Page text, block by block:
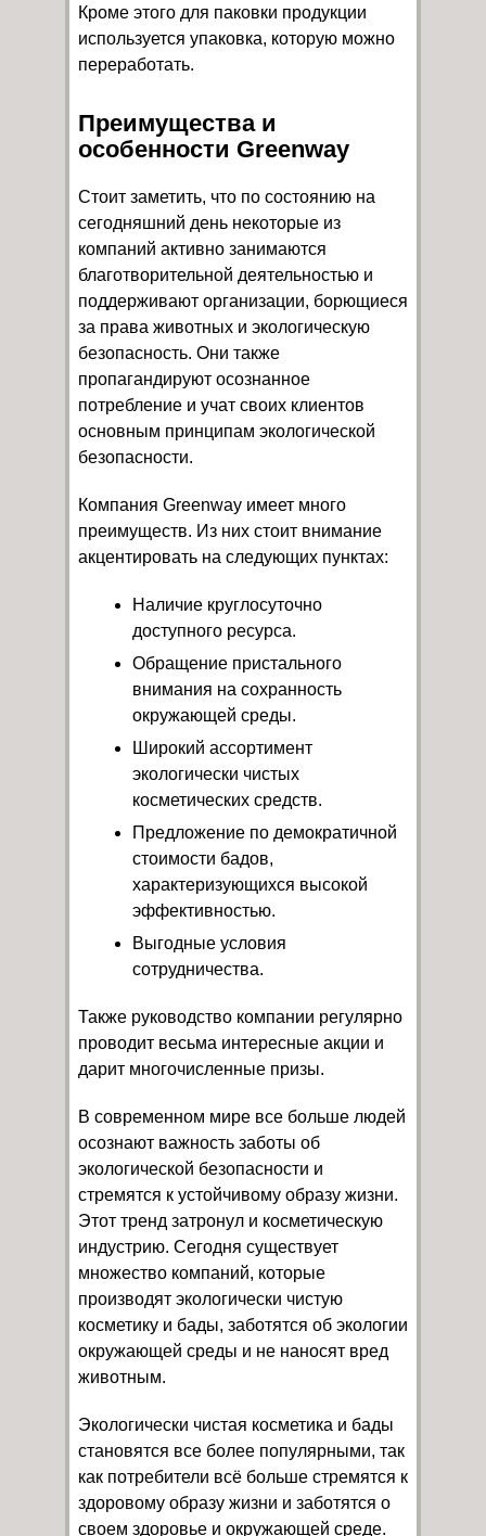
Кроме этого для паковки продукции
используется упаковка, которую можно
переработать.
Преимущества и
особенности Greenway
Стоит заметить, что по состоянию на
сегодняшний день некоторые из
компаний активно занимаются
благотворительной деятельностью и
поддерживают организации, борющиеся
за права животных и экологическую
безопасность. Они также
пропагандируют осознанное
потребление и учат своих клиентов
основным принципам экологической
безопасности.
Компания Greenway имеет много
преимуществ. Из них стоит внимание
акцентировать на следующих пунктах:
Наличие круглосуточно
доступного ресурса.
Обращение пристального
внимания на сохранность
окружающей среды.
Широкий ассортимент
экологически чистых
косметических средств.
Предложение по демократичной
стоимости бадов,
характеризующихся высокой
эффективностью.
Выгодные условия
сотрудничества.
Также руководство компании регулярно
проводит весьма интересные акции и
дарит многочисленные призы.
В современном мире все больше людей
осознают важность заботы об
экологической безопасности и
стремятся к устойчивому образу жизни.
Этот тренд затронул и косметическую
индустрию. Сегодня существует
множество компаний, которые
производят экологически чистую
косметику и бады, заботятся об экологии
окружающей среды и не наносят вред
животным.
Экологически чистая косметика и бады
становятся все более популярными, так
как потребители всё больше стремятся к
здоровому образу жизни и заботятся о
своем здоровье и окружающей среде.